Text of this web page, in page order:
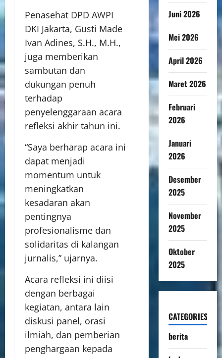
Penasehat DPD AWPI
DKI Jakarta, Gusti Made
Ivan Adines, S.H., M.H.,
juga memberikan
sambutan dan
dukungan penuh
terhadap
penyelenggaraan acara
refleksi akhir tahun ini.
“Saya berharap acara ini
dapat menjadi
momentum untuk
meningkatkan
kesadaran akan
pentingnya
profesionalisme dan
solidaritas di kalangan
jurnalis,” ujarnya.
Acara refleksi ini diisi
dengan berbagai
kegiatan, antara lain
diskusi panel, orasi
ilmiah, dan pemberian
penghargaan kepada
Juni 2026
Mei 2026
April 2026
Maret 2026
Februari
2026
Januari
2026
Desember
2025
November
2025
Oktober
2025
CATEGORIES
berita